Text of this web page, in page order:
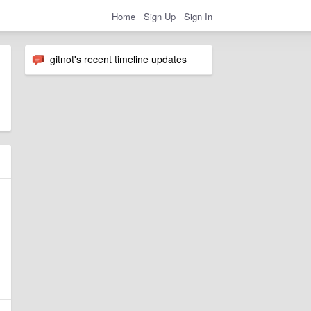
Home Sign Up Sign In
gitnot's recent timeline updates